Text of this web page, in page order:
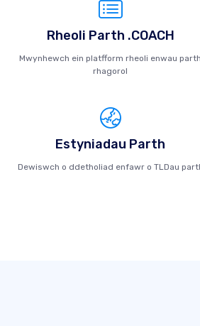
Rheoli Parth .COACH
Mwynhewch ein platfform rheoli enwau parth
rhagorol
Estyniadau Parth
Dewiswch o ddetholiad enfawr o TLDau